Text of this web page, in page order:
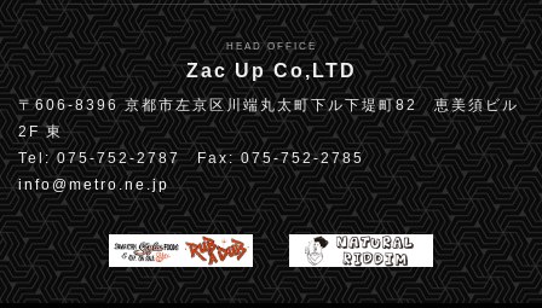
HEAD OFFICE
Zac Up Co,LTD
〒606-8396 京都市左京区川端丸太町下ル下堤町82 恵美須ビル
2F 東
Tel: 075-752-2787 Fax: 075-752-2785
info@metro.ne.jp